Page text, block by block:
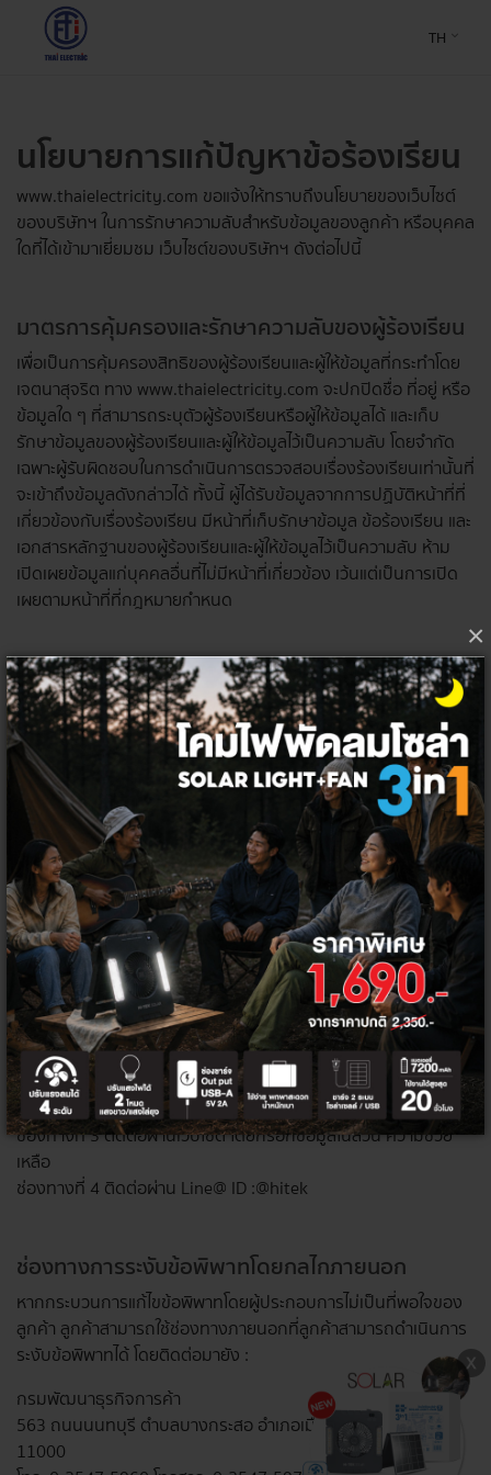
×
TH
นโยบายการแก้ปัญหาข้อร้องเรียน
www.thaielectricity.com ขอแจ้งให้ทราบถึงนโยบายของเว็บไซต์
ของบริษัทฯ ในการรักษาความลับสำหรับข้อมูลของลูกค้า หรือบุคคล
ใดที่ได้เข้ามาเยี่ยมชม เว็บไซต์ของบริษัทฯ ดังต่อไปนี้
มาตรการคุ้มครองและรักษาความลับของผู้ร้องเรียน
เพื่อเป็นการคุ้มครองสิทธิของผู้ร้องเรียนและผู้ให้ข้อมูลที่กระทำโดย
เจตนาสุจริต ทาง www.thaielectricity.com จะปกปิดชื่อ ที่อยู่ หรือ
ข้อมูลใด ๆ ที่สามารถระบุตัวผู้ร้องเรียนหรือผู้ให้ข้อมูลได้ และเก็บ
รักษาข้อมูลของผู้ร้องเรียนและผู้ให้ข้อมูลไว้เป็นความลับ โดยจำกัด
เฉพาะผู้รับผิดชอบในการดำเนินการตรวจสอบเรื่องร้องเรียนเท่านั้นที่
จะเข้าถึงข้อมูลดังกล่าวได้ ทั้งนี้ ผู้ได้รับข้อมูลจากการปฏิบัติหน้าที่ที่
เกี่ยวข้องกับเรื่องร้องเรียน มีหน้าที่เก็บรักษาข้อมูล ข้อร้องเรียน และ
เอกสารหลักฐานของผู้ร้องเรียนและผู้ให้ข้อมูลไว้เป็นความลับ ห้าม
เปิดเผยข้อมูลแก่บุคคลอื่นที่ไม่มีหน้าที่เกี่ยวข้อง เว้นแต่เป็นการเปิด
เผยตามหน้าที่ที่กฎหมายกำหนด
การดำเนินการเมื่อได้รับเรื่องร้องเรียน
www.thaielectricity.com จะเป็นผู้พิจารณาเรื่องร้องเรียนที่ได้รับ
ทันที และแจ้งให้หน่วยงานที่เกี่ยวข้องดำเนินการสอบสวนข้อเท็จจริง
เกี่ยวกับเรื่องที่ได้รับ การร้องเรียนและดำเนินการแก้ไขอย่างเหมาะสม
www.thaielectricity.com จะติดตามผลความคืบหน้าเป็นระยะ ซึ่ง
หน่วยงานที่เกี่ยวข้องจะแจ้งผลการดำเนินงานภายในระยะเวลาที่
เหมาะสมให้แก่ผู้ร้องเรียนทราบ โดยไม่มีค่าใช้จ่าย
ช่องทางการรับเรื่องร้องเรียน
ผู้ร้องเรียนจะต้องระบุรายละเอียดของเรื่องที่จะร้องเรียน พร้อมชื่อ ที่
อยู่ และหมายเลขโทรศัพท์ที่สามารถติดต่อได้ และส่งมาได้ 4 ช่องทาง
คือ
ช่องทางที่ 1 จดหมายทางไปรษณีย์ ตามที่อยู่ในเมนูติดต่อเรา
ช่องทางที่ 2 จดหมายทาง E-mail address :
info@thaielectrics.com
ช่องทางที่ 3 ติดต่อผ่านเว็บไซต์ โดยกรอกข้อมูลในส่วน ความช่วย
เหลือ
ช่องทางที่ 4 ติดต่อผ่าน Line@ ID :@hitek
ช่องทางการระงับข้อพิพาทโดยกลไกภายนอก
หากกระบวนการแก้ไขข้อพิพาทโดยผู้ประกอบการไม่เป็นที่พอใจของ
ลูกค้า ลูกค้าสามารถใช้ช่องทางภายนอกที่ลูกค้าสามารถดำเนินการ
ระงับข้อพิพาทได้ โดยติดต่อมายัง :
กรมพัฒนาธุรกิจการค้า
563 ถนนนนทบุรี ตำบลบางกระสอ อำเภอเมือง จังหวัดนนทบุรี
11000